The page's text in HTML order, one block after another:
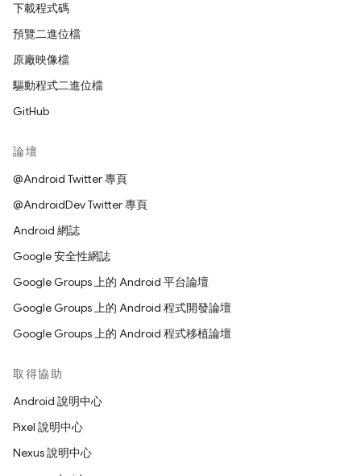
下載程式碼
預覽二進位檔
原廠映像檔
驅動程式二進位檔
GitHub
論壇
@Android Twitter 專頁
@AndroidDev Twitter 專頁
Android 網誌
Google 安全性網誌
Google Groups 上的 Android 平台論壇
Google Groups 上的 Android 程式開發論壇
Google Groups 上的 Android 程式移植論壇
取得協助
Android 說明中心
Pixel 說明中心
Nexus 說明中心